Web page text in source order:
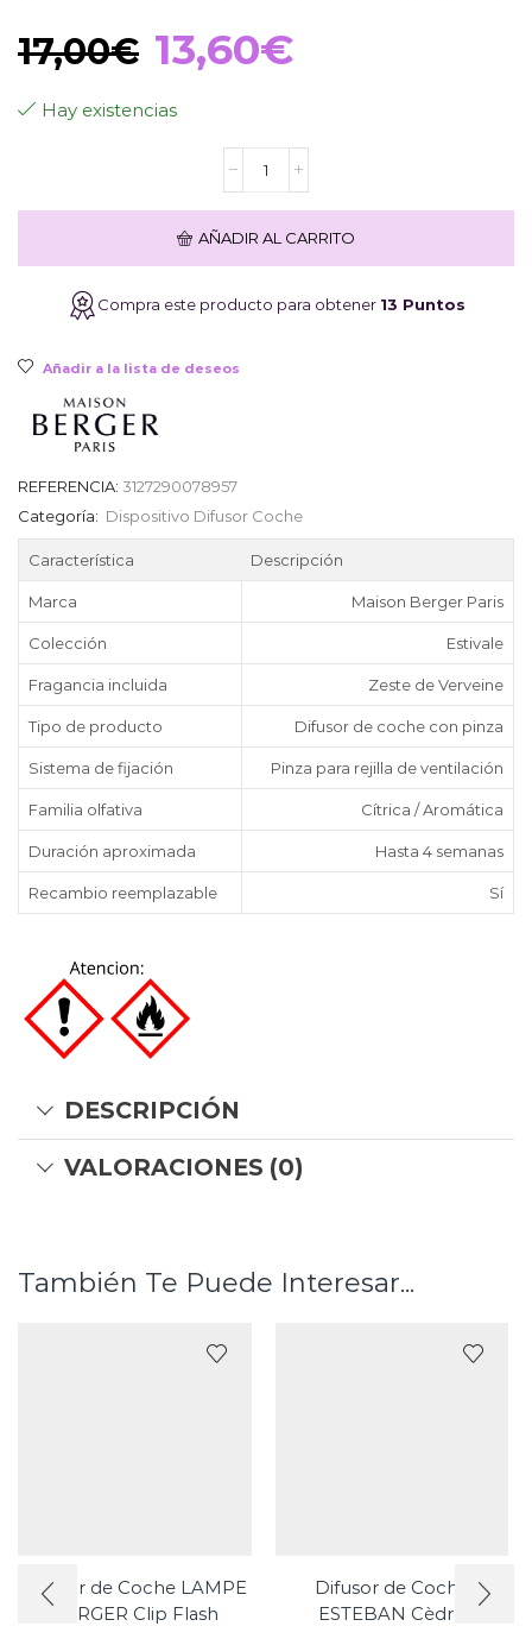
17,00€ El
precio
original
era:
17,00€.
13,60€
actual
es:
13,60€.
Hay existencias
BERGER
con
Estivale
Verveine
AÑADIR AL CARRITO
Compra este producto para obtener 13 Puntos
Añadir a la lista de deseos
REFERENCIA: 3127290078957
Categoría: Dispositivo Difusor Coche
Característica Descripción
Marca Maison Berger Paris
Colección Estivale
Fragancia incluida Zeste de Verveine
Tipo de producto Difusor de coche con pinza
Sistema de fijación Pinza para rejilla de ventilación
Familia olfativa Cítrica / Aromática
Duración aproximada Hasta 4 semanas
Recambio reemplazable Sí
DESCRIPCIÓN
VALORACIONES (0)
También Te Puede Interesar...
Difusor de Coche LAMPE
BERGER Clip Flash
Difusor de Coche
ESTEBAN Cèdre